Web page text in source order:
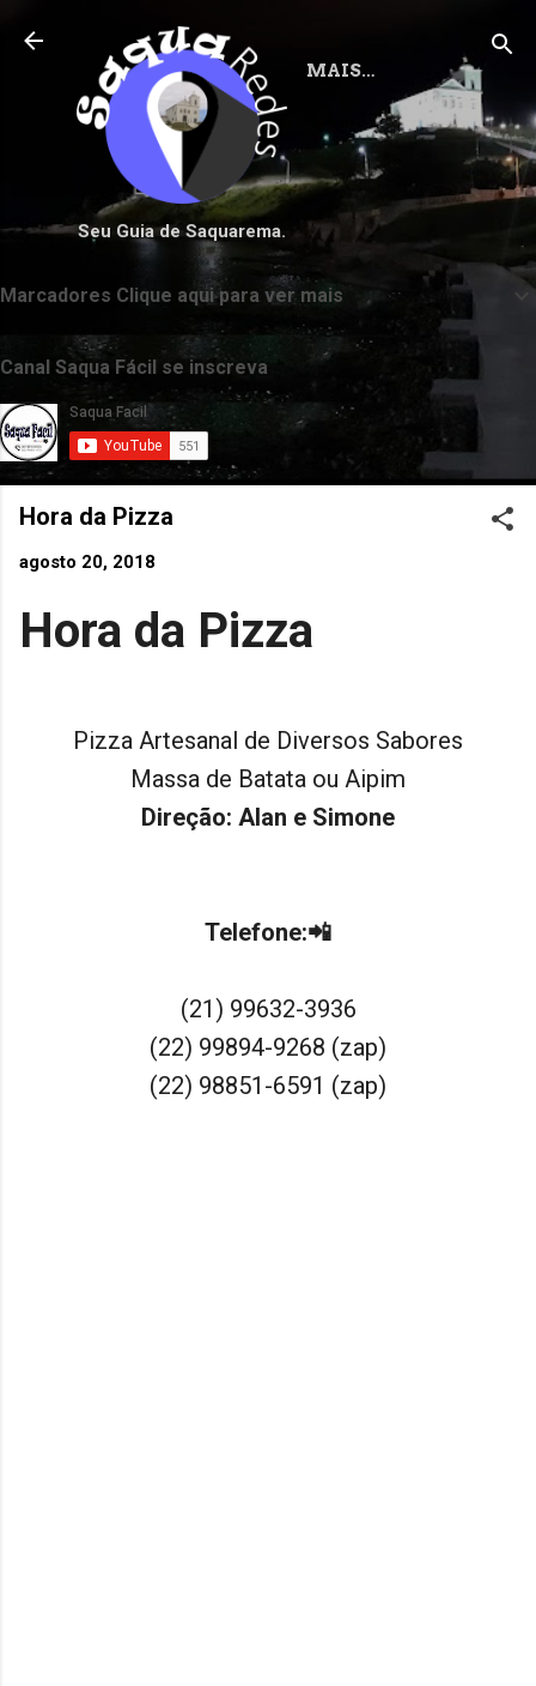
Pular para o conteúdo principal
Seu Guia de Saquarema.
MAIS…
Marcadores Clique aqui para ver mais
Canal Saqua Fácil se inscreva
Hora da Pizza
agosto 20, 2018
Hora da Pizza
Pizza Artesanal de Diversos Sabores
Massa de Batata ou Aipim
Direção: Alan e Simone
Telefone:📲
(21) 99632-3936
(22) 99894-9268 (zap)
(22) 98851-6591 (zap)